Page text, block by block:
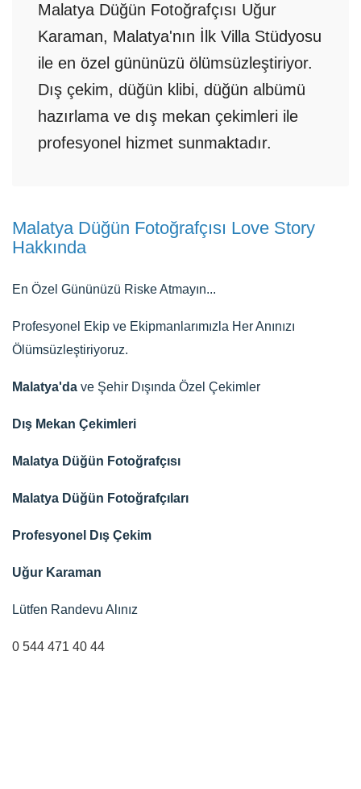
Malatya Düğün Fotoğrafçısı Uğur
Karaman, Malatya'nın İlk Villa Stüdyosu
ile en özel gününüzü ölümsüzleştiriyor.
Dış çekim, düğün klibi, düğün albümü
hazırlama ve dış mekan çekimleri ile
profesyonel hizmet sunmaktadır.
Malatya Düğün Fotoğrafçısı Love Story
Hakkında
En Özel Gününüzü Riske Atmayın...
Profesyonel Ekip ve Ekipmanlarımızla Her Anınızı
Ölümsüzleştiriyoruz.
Malatya'da ve Şehir Dışında Özel Çekimler
Dış Mekan Çekimleri
Malatya Düğün Fotoğrafçısı
Malatya Düğün Fotoğrafçıları
Profesyonel Dış Çekim
Uğur Karaman
Lütfen Randevu Alınız
0 544 471 40 44